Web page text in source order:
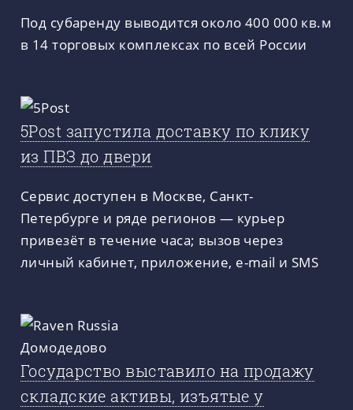
Под субаренду выводится около 400 000 кв.м
в 14 торговых комплексах по всей России
5Post запустила доставку по клику
из ПВЗ до двери
Сервис доступен в Москве, Санкт-
Петербурге и ряде регионов — курьер
привезёт в течение часа; вызов через
личный кабинет, приложение, e-mail и SMS
Государство выставило на продажу
складские активы, изъятые у